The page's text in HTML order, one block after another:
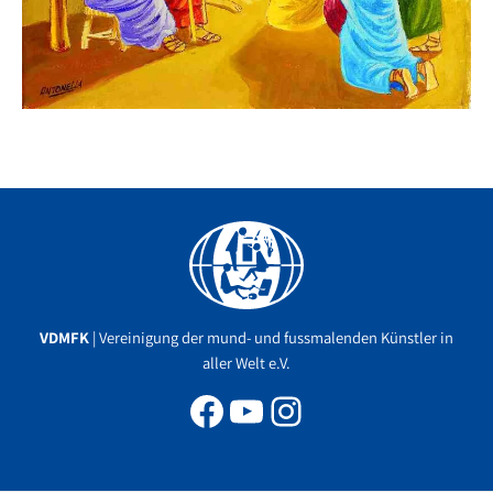
VDMFK | Vereinigung der mund- und fussmalenden Künstler in
aller Welt e.V.
Facebook
YouTube
Instagram